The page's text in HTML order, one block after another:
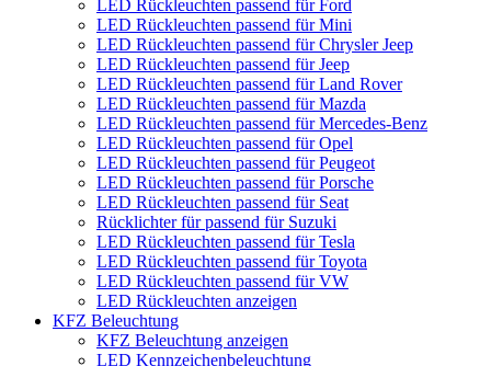
LED Rückleuchten passend für Ford
LED Rückleuchten passend für Mini
LED Rückleuchten passend für Chrysler Jeep
LED Rückleuchten passend für Jeep
LED Rückleuchten passend für Land Rover
LED Rückleuchten passend für Mazda
LED Rückleuchten passend für Mercedes-Benz
LED Rückleuchten passend für Opel
LED Rückleuchten passend für Peugeot
LED Rückleuchten passend für Porsche
LED Rückleuchten passend für Seat
Rücklichter für passend für Suzuki
LED Rückleuchten passend für Tesla
LED Rückleuchten passend für Toyota
LED Rückleuchten passend für VW
LED Rückleuchten anzeigen
KFZ Beleuchtung
KFZ Beleuchtung anzeigen
LED Kennzeichenbeleuchtung